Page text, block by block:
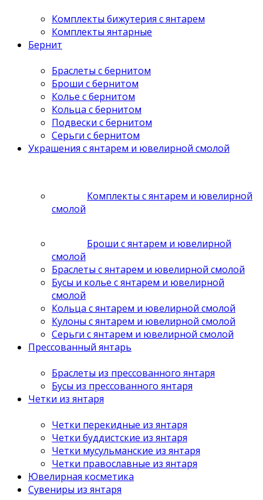
Комплекты бижутерия с янтарем
Комплекты янтарные
Бернит
Браслеты с бернитом
Броши с бернитом
Колье с бернитом
Кольца с бернитом
Подвески с бернитом
Серьги с бернитом
Украшения с янтарем и ювелирной смолой
Комплекты с янтарем и ювелирной
смолой
Броши с янтарем и ювелирной
смолой
Браслеты с янтарем и ювелирной смолой
Бусы и колье с янтарем и ювелирной
смолой
Кольца с янтарем и ювелирной смолой
Кулоны с янтарем и ювелирной смолой
Серьги с янтарем и ювелирной смолой
Прессованный янтарь
Браслеты из прессованного янтаря
Бусы из прессованного янтаря
Четки из янтаря
Четки перекидные из янтаря
Четки буддистские из янтаря
Четки мусульманские из янтаря
Четки православные из янтаря
Ювелирная косметика
Сувениры из янтаря